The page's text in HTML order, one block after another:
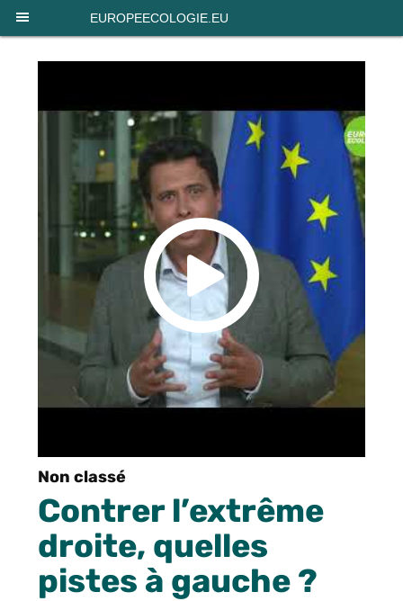
EUROPEECOLOGIE.EU
Non classé
Contrer l’extrême
droite, quelles
pistes à gauche ?